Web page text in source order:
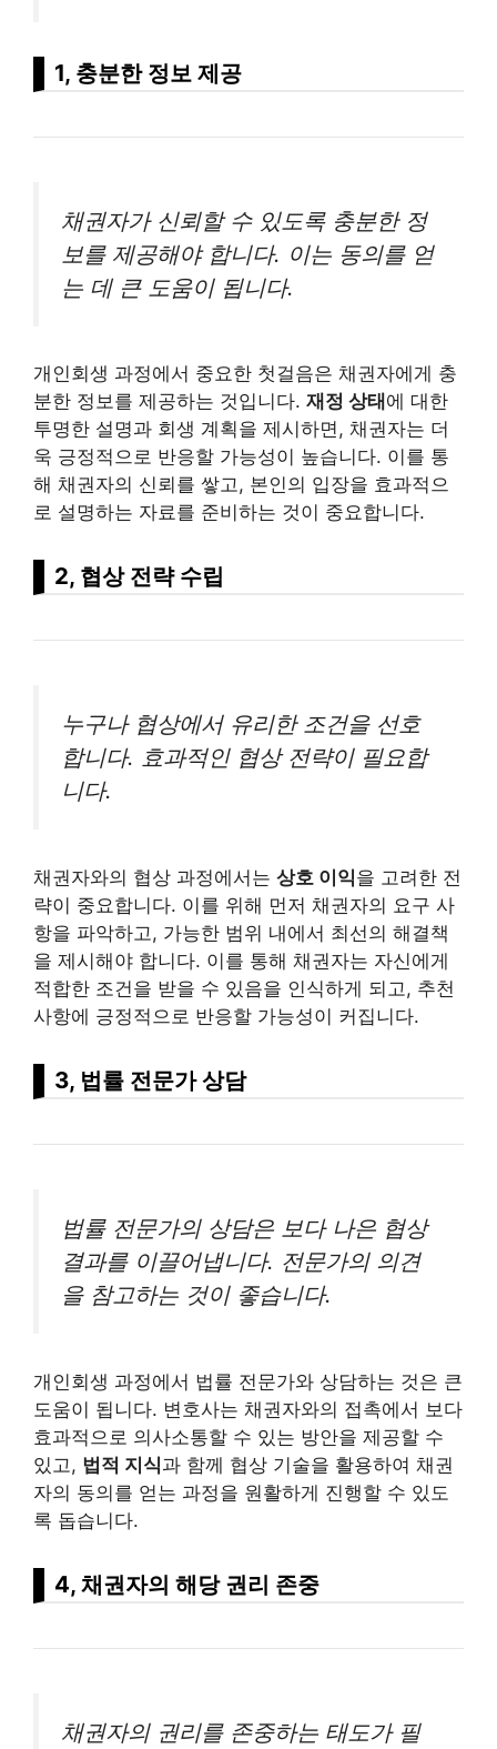
1, 충분한 정보 제공
채권자가 신뢰할 수 있도록 충분한 정
보를 제공해야 합니다. 이는 동의를 얻
는 데 큰 도움이 됩니다.
개인회생 과정에서 중요한 첫걸음은 채권자에게 충
분한 정보를 제공하는 것입니다. 재정 상태 에 대한
투명한 설명과 회생 계획을 제시하면, 채권자는 더
욱 긍정적으로 반응할 가능성이 높습니다. 이를 통
해 채권자의 신뢰를 쌓고, 본인의 입장을 효과적으
로 설명하는 자료를 준비하는 것이 중요합니다.
2, 협상 전략 수립
누구나 협상에서 유리한 조건을 선호
합니다. 효과적인 협상 전략이 필요합
니다.
채권자와의 협상 과정에서는 상호 이익을 고려한 전
략이 중요합니다. 이를 위해 먼저 채권자의 요구 사
항을 파악하고, 가능한 범위 내에서 최선의 해결책
을 제시해야 합니다. 이를 통해 채권자는 자신에게
적합한 조건을 받을 수 있음을 인식하게 되고, 추천
사항에 긍정적으로 반응할 가능성이 커집니다.
3, 법률 전문가 상담
법률 전문가의 상담은 보다 나은 협상
결과를 이끌어냅니다. 전문가의 의견
을 참고하는 것이 좋습니다.
개인회생 과정에서 법률 전문가와 상담하는 것은 큰
도움이 됩니다. 변호사는 채권자와의 접촉에서 보다
효과적으로 의사소통할 수 있는 방안을 제공할 수
있고, 법적 지식과 함께 협상 기술을 활용하여 채권
자의 동의를 얻는 과정을 원활하게 진행할 수 있도
록 돕습니다.
4, 채권자의 해당 권리 존중
채권자의 권리를 존중하는 태도가 필